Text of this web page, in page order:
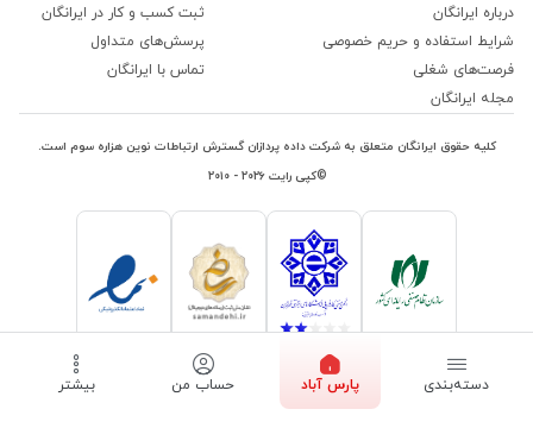
درباره ایرانگان
شرایط استفاده و حریم خصوصی
فرصت‌های شغلی
مجله ایرانگان
ثبت کسب و کار در ایرانگان
پرسش‌های متداول
تماس با ایرانگان
کلیه حقوق ایرانگان متعلق به شرکت داده پردازان گسترش ارتباطات نوین هزاره سوم است.
©کپی رایت ۲۰۲۶ - ۲۰۱۰
دسته‌بندی پارس آباد حساب من بیشتر